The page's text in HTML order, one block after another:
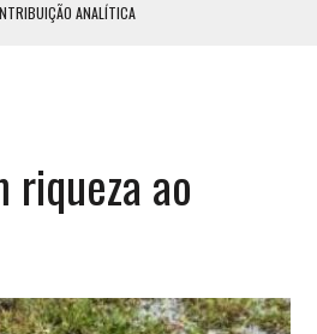
ANALÍTICA
riqueza ao